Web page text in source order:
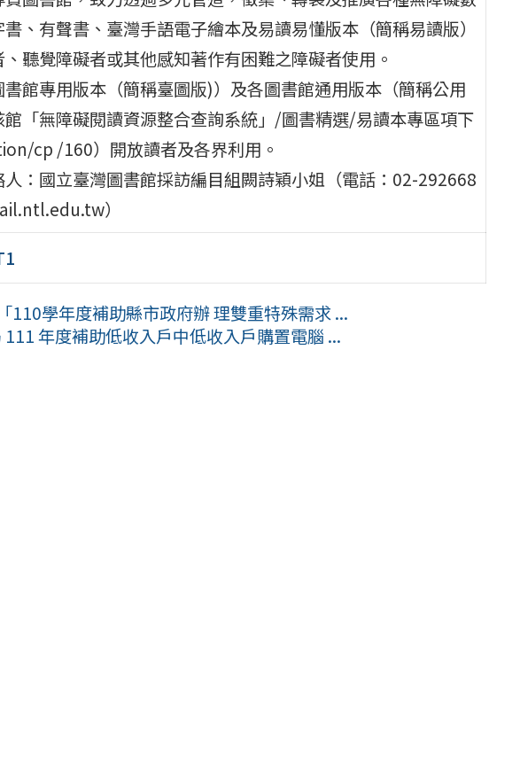
、有聲書、臺灣手語電子繪本及易讀易懂版本（簡稱易讀版）
聽覺障礙者或其他感知著作有困難之障礙者使用。
館專用版本（簡稱臺圖版)）及各圖書館通用版本（簡稱公用
「無障礙閱讀資源整合查詢系統」/圖書精選/易讀本專區項下
cp /160）開放讀者及各界利用。
：國立臺灣圖書館採訪編目組闕詩穎小姐（電話：02-292668
）
110學年度補助縣市政府辦 理雙重特殊需求 ...
年度補助低收入戶中低收入戶購置電腦 ...